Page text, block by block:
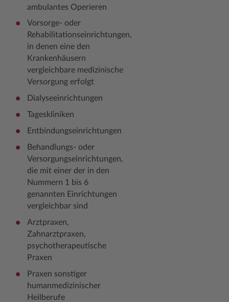
ambulantes Operieren
Vorsorge- oder
Rehabilitationseinrichtungen,
in denen eine den
Krankenhäusern
vergleichbare medizinische
Versorgung erfolgt
Dialyseeinrichtungen
Tageskliniken
Entbindungseinrichtungen
Behandlungs- oder
Versorgungseinrichtungen,
die mit einer der in den
Nummern 1 bis 6
genannten Einrichtungen
vergleichbar sind
Arztpraxen,
Zahnarztpraxen,
psychotherapeutische
Praxen
Praxen sonstiger
humanmedizinischer
Heilberufe